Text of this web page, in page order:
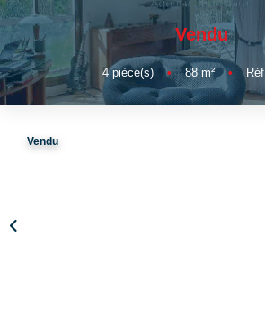
BIENS VENDUS
NOS AGENCES
Vendu
4pièce(s) • 88 m² •
Vendu